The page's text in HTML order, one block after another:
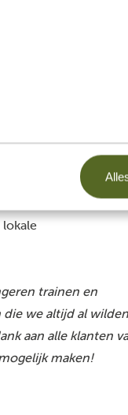
dat we
habitat. Onze
je met ons
trainen en
we altijd al wilden
aan alle klanten
maken!